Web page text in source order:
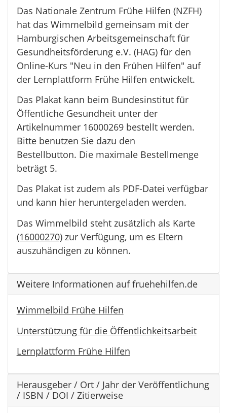
Das Nationale Zentrum Frühe Hilfen (NZFH)
hat das Wimmelbild gemeinsam mit der
Hamburgischen Arbeitsgemeinschaft für
Gesundheitsförderung e.V. (HAG) für den
Online-Kurs "Neu in den Frühen Hilfen" auf
der Lernplattform Frühe Hilfen entwickelt.
Das Plakat kann beim Bundesinstitut für
Öffentliche Gesundheit unter der
Artikelnummer 16000269 bestellt werden.
Bitte benutzen Sie dazu den
Bestellbutton. Die maximale Bestellmenge
beträgt 5.
Das Plakat ist zudem als PDF-Datei verfügbar
und kann hier heruntergeladen werden.
Das Wimmelbild steht zusätzlich als Karte
(16000270)zur Verfügung, um es Eltern
auszuhändigen zu können.
Weitere Informationen auf fruehehilfen.de
Wimmelbild Frühe Hilfen
Unterstützung für die Öffentlichkeitsarbeit
Lernplattform Frühe Hilfen
Herausgeber / Ort / Jahr der Veröffentlichung
/ ISBN / DOI / Zitierweise